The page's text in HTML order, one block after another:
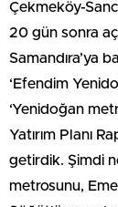
Çekmeköy-
20 gün sonra
Samandıra’ya
‘Efendim
‘Yenidoğan
Yatırım Planı
getirdik. Şimdi
metrosunu,